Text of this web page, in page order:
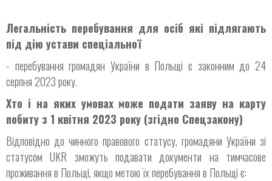
Легальність перебування для осіб які підлягaють
під дію устави спеціальної
- перебування громадян України в Польщі є законним до 24
серпня 2023 року.
Хто і на яких умовах може подати заяву на карту
побиту з 1 квітня 2023 року (згідно Спецзакону)
Відповідно до чинного правового статусу, громадяни України зі
статусом UKR зможуть подавати документи на тимчасове
проживання в Польщі, якщо метою їх перебування в Польщі є: